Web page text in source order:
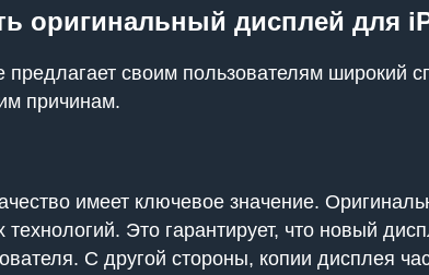
оригинальный дисплей для
предлагает своим пользователям
причинам.
имеет ключевое значение.
Это гарантирует, что новый
С другой стороны, копии дисплея